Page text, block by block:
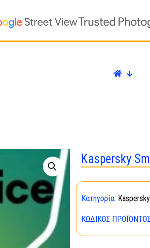
Kaspersky
Κατηγορία: Kaspersky
ΚΩΔΙΚΌΣ